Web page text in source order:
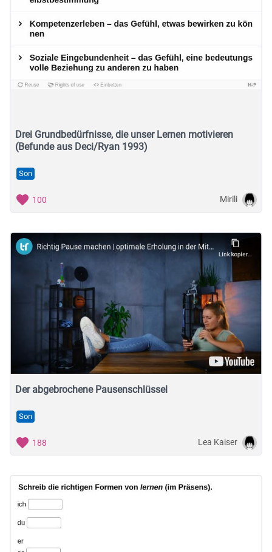
Drei Grundbedürfnisse, die unser Lernen motivieren
(Befunde aus Deci/Ryan 1993)
Son
100 Mirili
Der abgebrochene Pausenschlüssel
Son
188 Lea Kaiser